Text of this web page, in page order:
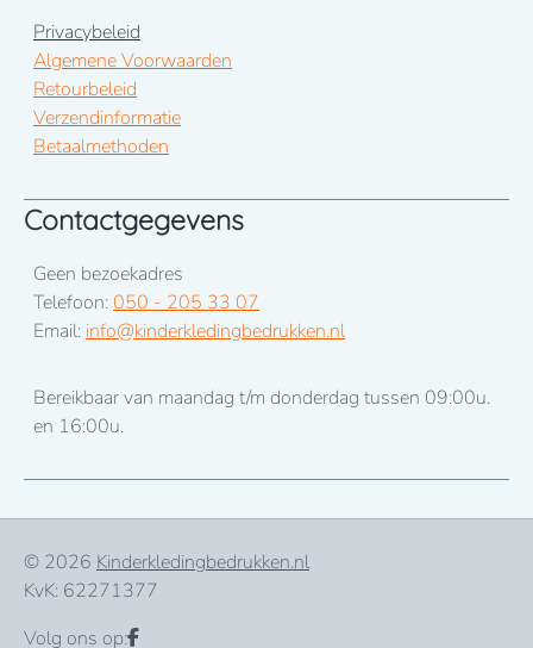
Privacybeleid
Algemene Voorwaarden
Retourbeleid
Verzendinformatie
Betaalmethoden
Contactgegevens
Geen bezoekadres
Telefoon: 050 - 205 33 07
Email: info@kinderkledingbedrukken.nl
Bereikbaar van maandag t/m donderdag tussen 09:00u.
en 16:00u.
© 2026 Kinderkledingbedrukken.nl
KvK: 62271377
Volg ons op: